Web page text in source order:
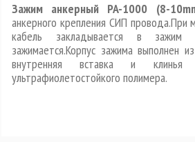
Зажим анкерный PA-1000 (8-
анкерного крепления СИП провода.При
кабель закладывается в
зажимается.Корпус зажима выполнен
внутренняя вставка и клинья
ультрафиолетостойкого полимера.